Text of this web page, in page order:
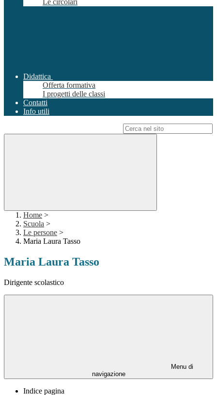
Le circolari
Didattica
Offerta formativa
I progetti delle classi
Contatti
Info utili
Home >
Scuola >
Le persone >
Maria Laura Tasso
Maria Laura Tasso
Dirigente scolastico
Menu di
navigazione
Indice pagina